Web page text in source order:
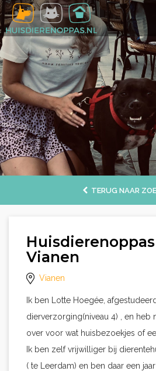
TERUG NAAR
Vianen
Vianen
Ik ben Lotte Hoegée,
dierverzorging(niveau 4) , en heb
over voor wat huisbezoekjes of
Ik ben zelf vrijwilliger bij
( te Leerdam) en ben daar een